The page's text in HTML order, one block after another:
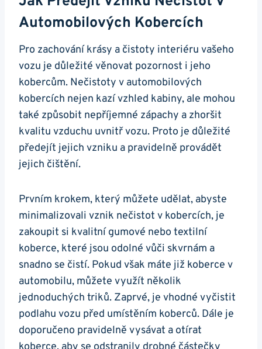
Automobilových‌ Kobercích
Pro zachování krásy a⁢ čistoty⁣ interiéru vašeho ​
vozu ⁢je důležité věnovat pozornost i jeho‍
kobercům. Nečistoty v automobilových
kobercích ⁤nejen kazí vzhled kabiny,​ ale‍ mohou‍
také způsobit⁢ nepříjemné zápachy a zhoršit
kvalitu vzduchu uvnitř​ vozu.​ Proto je ⁤důležité‌
předejít jejich vzniku a pravidelně provádět
jejich čištění.
Prvním krokem, ⁤který můžete ‍udělat, abyste
minimalizovali vznik⁢ nečistot v kobercích, je
‍zakoupit si ⁣kvalitní gumové nebo⁤ textilní
koberce, které jsou odolné vůči⁤ skvrnám a​
snadno se ⁤čistí. Pokud ​však máte již‌ koberce v
automobilu, můžete využít ⁣několik
jednoduchých triků. Zaprvé, je​ vhodné vyčistit
podlahu vozu před umístěním⁢ koberců.⁣ Dále je
doporučeno pravidelně vysávat a otírat